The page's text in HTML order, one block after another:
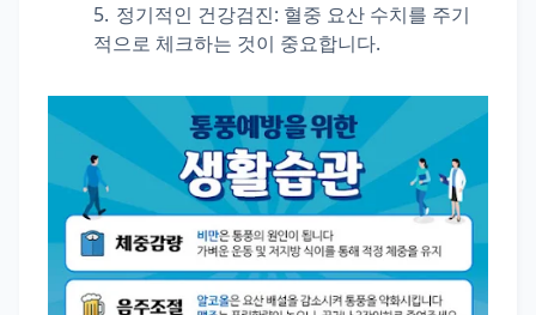
정기적인 건강검진: 혈중 요산 수치를 주기
적으로 체크하는 것이 중요합니다.